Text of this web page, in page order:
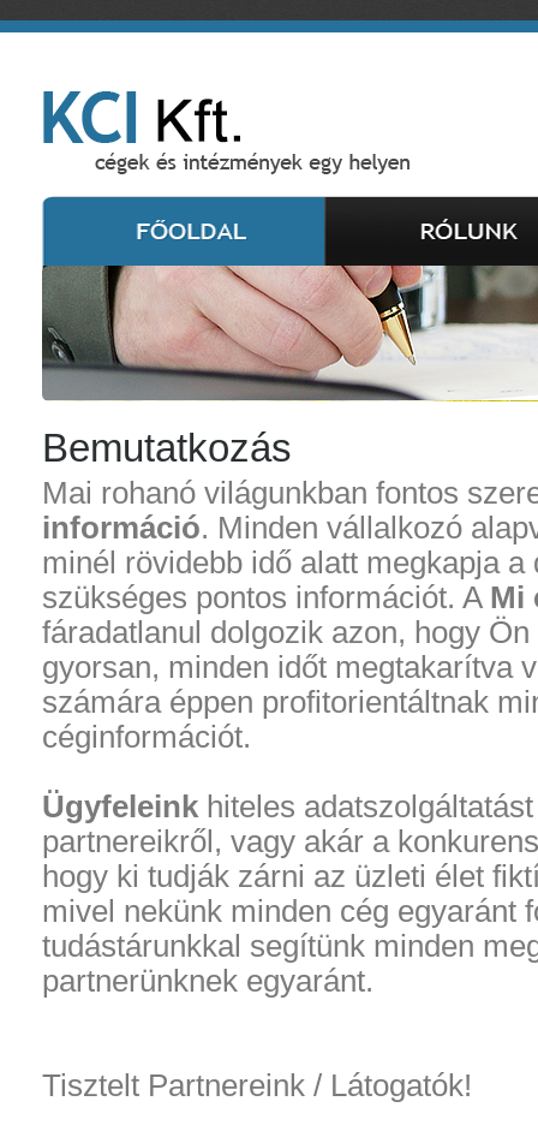
Bemutatkozás
Mai rohanó világunkban fontos
információ. Minden vállalkozó
minél rövidebb idő alatt megkapja a
szükséges pontos információt. A Mi
fáradatlanul dolgozik azon, hogy
gyorsan, minden időt megtakarítva
számára éppen profitorientáltnak
céginformációt.
Ügyfeleink hiteles
partnereikről, vagy akár a
hogy ki tudják zárni az üzleti élet
mivel nekünk minden cég egyaránt
tudástárunkkal segítünk minden
partnerünknek egyaránt.
Tisztelt Partnereink / Látogatók!